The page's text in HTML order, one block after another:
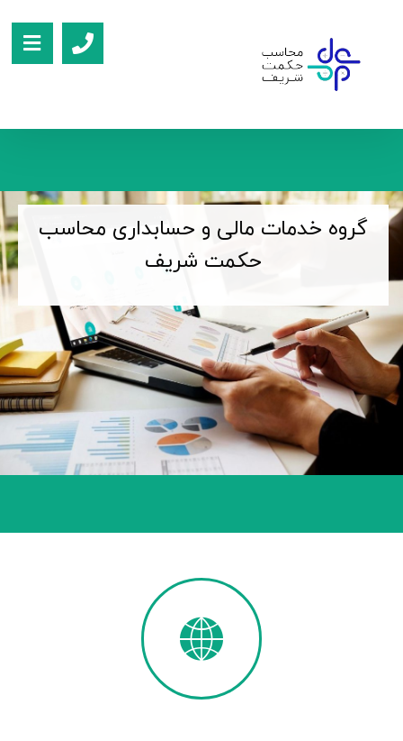
گروه خدمات مالی و حسابداری محاسب
حکمت شریف